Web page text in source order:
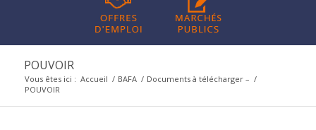
POUVOIR
Vous êtes ici : Accueil / BAFA / Documents à télécharger – /
POUVOIR